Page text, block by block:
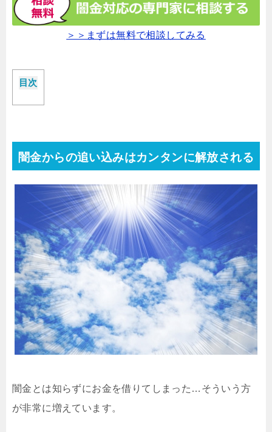
＞＞まずは無料で相談してみる
目次
闇金からの追い込みはカンタンに解放される
闇金とは知らずにお金を借りてしまった…そういう方
が非常に増えています。